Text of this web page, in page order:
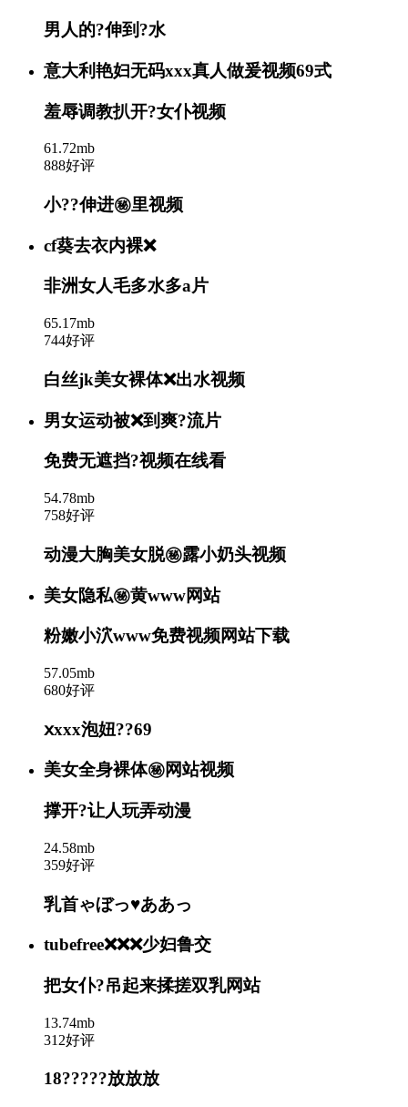
男人的?伸到?水
意大利艳妇无码xxx真人做爰视频69式
羞辱调教扒开?女仆视频
61.72mb
888好评
小??伸进㊙️里视频
cf葵去衣内裸❌
非洲女人毛多水多a片
65.17mb
744好评
白丝jk美女裸体❌出水视频
男女运动被❌到爽?流片
免费无遮挡?视频在线看
54.78mb
758好评
动漫大胸美女脱㊙️露小奶头视频
美女隐私㊙️黄www网站
粉嫩小泬www免费视频网站下载
57.05mb
680好评
ⅹxxx泡妞??69
美女全身裸体㊙️网站视频
撑开?让人玩弄动漫
24.58mb
359好评
乳首ゃぼっ♥ああっ
tubefree❌❌❌少妇鲁交
把女仆?吊起来揉搓双乳网站
13.74mb
312好评
18?????放放放